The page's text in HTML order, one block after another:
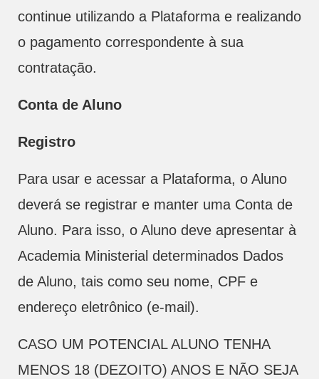
continue utilizando a Plataforma e realizando
o pagamento correspondente à sua
contratação.
Conta de Aluno
Registro
Para usar e acessar a Plataforma, o Aluno
deverá se registrar e manter uma Conta de
Aluno. Para isso, o Aluno deve apresentar à
Academia Ministerial determinados Dados
de Aluno, tais como seu nome, CPF e
endereço eletrônico (e-mail).
CASO UM POTENCIAL ALUNO TENHA
MENOS 18 (DEZOITO) ANOS E NÃO SEJA